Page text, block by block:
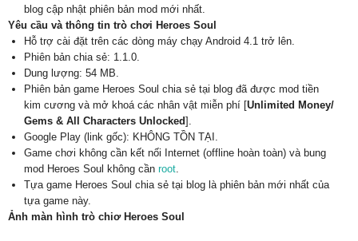
blog cập nhật phiên bản mod mới nhất.
Yêu cầu và thông tin trò chơi Heroes Soul
Hỗ trợ cài đặt trên các dòng máy chạy Android 4.1 trở lên.
Phiên bản chia sẻ: 1.1.0.
Dung lượng: 54 MB.
Phiên bản game Heroes Soul chia sẻ tại blog đã được mod tiền
kim cương và mở khoá các nhân vật miễn phí [Unlimited Money/
Gems & All Characters Unlocked].
Google Play (link gốc): KHÔNG TỒN TẠI.
Game chơi không cần kết nối Internet (offline hoàn toàn) và bung
mod Heroes Soul không cần root.
Tựa game Heroes Soul chia sẻ tại blog là phiên bản mới nhất của
tựa game này.
Ảnh màn hình trò chiơ Heroes Soul